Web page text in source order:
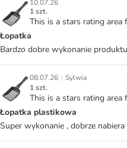
10.07.26
1 szt.
This is a stars rating area
Łopatka
Bardzo dobre wykonanie
08.07.26 | Sylwia
1 szt.
This is a stars rating area
Łopatka plastikowa
Super wykonanie , dobrze